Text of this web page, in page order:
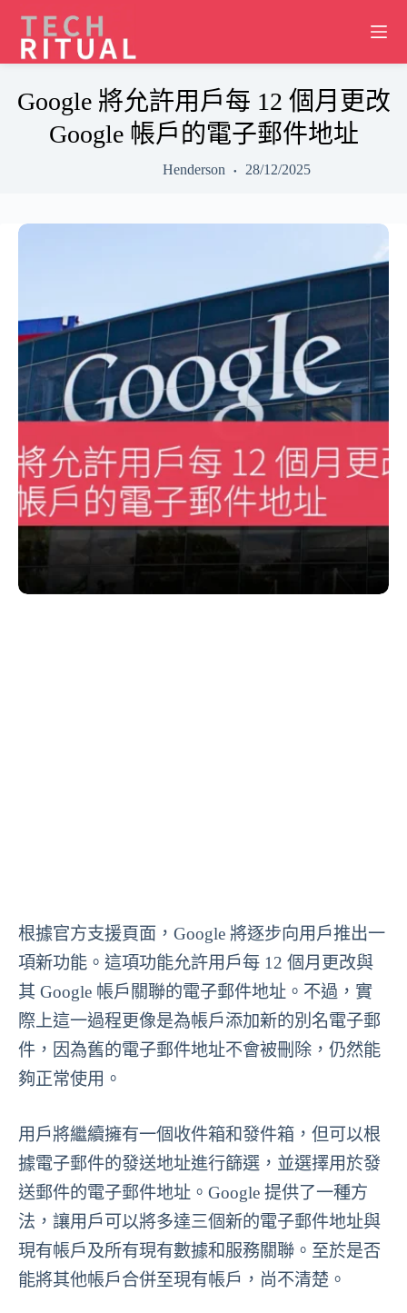
content
Google 將允許用戶每 12 個月更改
Google 帳戶的電子郵件地址
Henderson 28/12/2025
根據官方支援頁面，Google 將逐步向用戶推出一
項新功能。這項功能允許用戶每 12 個月更改與
其 Google 帳戶關聯的電子郵件地址。不過，實
際上這一過程更像是為帳戶添加新的別名電子郵
件，因為舊的電子郵件地址不會被刪除，仍然能
夠正常使用。
用戶將繼續擁有一個收件箱和發件箱，但可以根
據電子郵件的發送地址進行篩選，並選擇用於發
送郵件的電子郵件地址。Google 提供了一種方
法，讓用戶可以將多達三個新的電子郵件地址與
現有帳戶及所有現有數據和服務關聯。至於是否
能將其他帳戶合併至現有帳戶，尚不清楚。